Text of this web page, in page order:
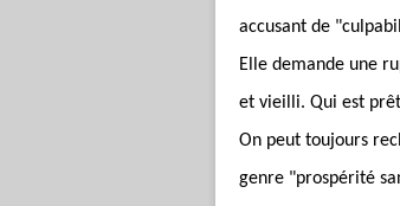
accusant de
Elle demande une
et vieilli. Qui est
On peut toujours
genre "prospérité